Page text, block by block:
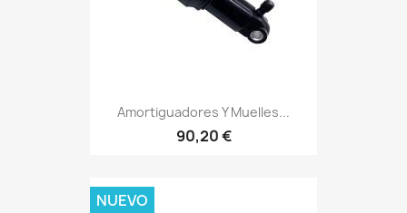
Amortiguadores Y Muelles...
90,20 €
NUEVO